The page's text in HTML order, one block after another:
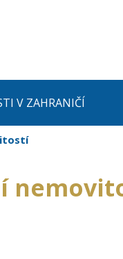
V ZAHRANIČÍ